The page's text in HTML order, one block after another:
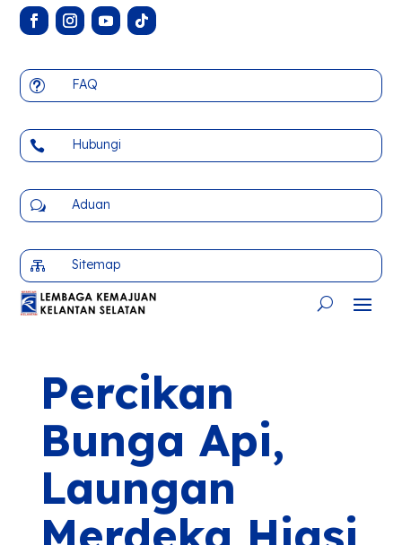
t FAQ
 Hubungi
w Aduan
 Sitemap
Percikan
Bunga Api,
Laungan